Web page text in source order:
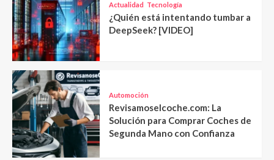
Actualidad Tecnología
¿Quién está intentando tumbar a
DeepSeek? [VIDEO]
Automoción
Revisamoselcoche.com: La
Solución para Comprar Coches de
Segunda Mano con Confianza